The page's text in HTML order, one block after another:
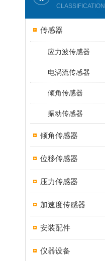
CLASSIFICATION
传感器
应力波传感器
电涡流传感器
倾角传感器
振动传感器
倾角传感器
位移传感器
压力传感器
加速度传感器
安装配件
仪器设备